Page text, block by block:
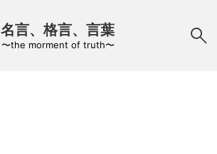
名言、格言、言葉
〜the morment of truth〜